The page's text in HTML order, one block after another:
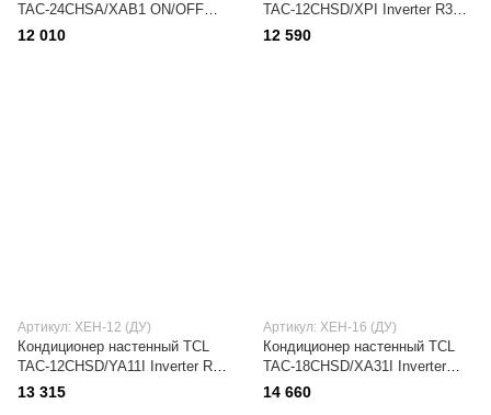
TAC-24CHSA/XAB1 ON/OFF
WI-FI Ready
12 010
TAC-12CHSD/XPI Inverter R32
WI-FI
12 590
Артикул: XEH-12 (ДУ)
Кондиционер настенный TCL
TAC-12CHSD/YA11I Inverter R32
WI-FI
13 315
Артикул: XEH-16 (ДУ)
Кондиционер настенный TCL
TAC-18CHSD/XA31I Inverter
R32 WI-FI Ready
14 660